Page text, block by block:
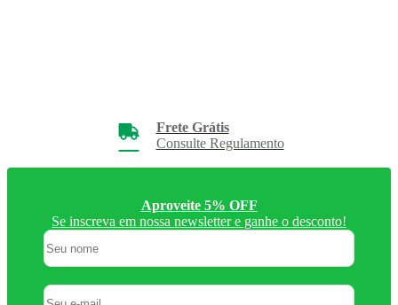
Frete Grátis
Consulte Regulamento
Aproveite 5% OFF
Se inscreva em nossa newsletter e ganhe o desconto!